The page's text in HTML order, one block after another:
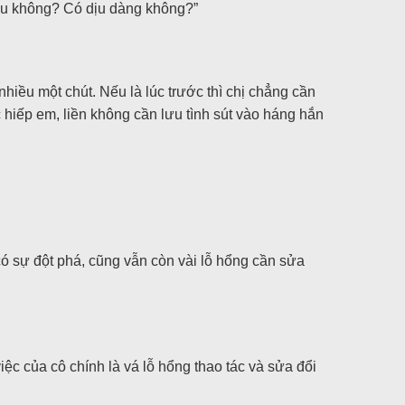
không? Có dịu dàng không?”
một chút. Nếu là lúc trước thì chị chẳng cần
em, liền không cần lưu tình sút vào háng hắn
sự đột phá, cũng vẫn còn vài lỗ hổng cần sửa
của cô chính là vá lỗ hổng thao tác và sửa đổi